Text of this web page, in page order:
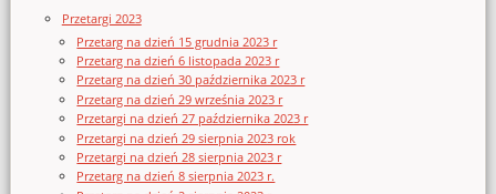
Przetargi 2023
Przetarg na dzień 15 grudnia 2023 r
Przetarg na dzień 6 listopada 2023 r
Przetarg na dzień 30 października 2023 r
Przetarg na dzień 29 września 2023 r
Przetargi na dzień 27 października 2023 r
Przetargi na dzień 29 sierpnia 2023 rok
Przetargi na dzień 28 sierpnia 2023 r
Przetarg na dzień 8 sierpnia 2023 r.